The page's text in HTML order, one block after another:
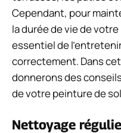
Cependant, pour
la durée de vie de
essentiel de
correctement. Dans
donnerons des
de votre peinture de
Nettoyage